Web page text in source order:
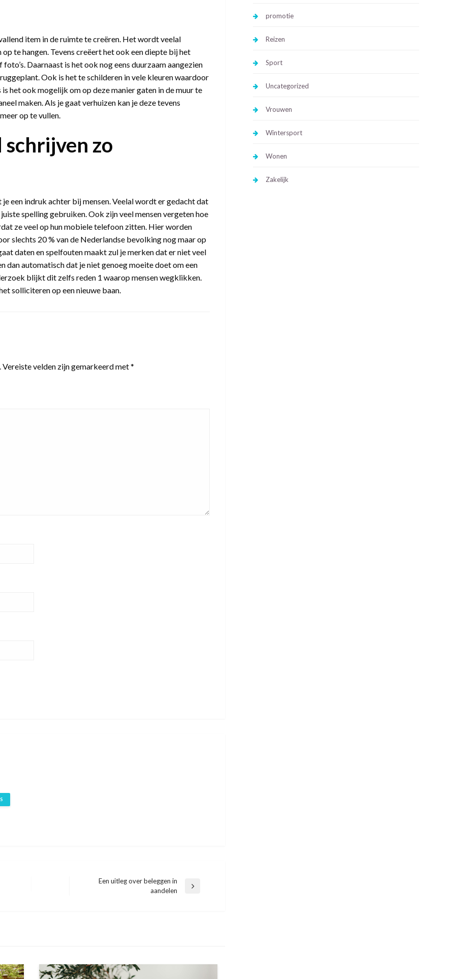
item in de ruimte te creëren. Het wordt veelal
te hangen. Tevens creëert het ook een diepte bij het
Daarnaast is het ook nog eens duurzaam aangezien
Ook is het te schilderen in vele kleuren waardoor
het ook mogelijk om op deze manier gaten in de muur te
maken. Als je gaat verhuizen kan je deze tevens
op te vullen.
schrijven zo
een indruk achter bij mensen. Veelal wordt er gedacht dat
spelling gebruiken. Ook zijn veel mensen vergeten hoe
ze veel op hun mobiele telefoon zitten. Hier worden
slechts 20 % van de Nederlandse bevolking nog maar op
daten en spelfouten maakt zul je merken dat er niet veel
dan automatisch dat je niet genoeg moeite doet om een
blijkt dit zelfs reden 1 waarop mensen wegklikken.
solliciterenop een nieuwe baan.
Vereiste velden zijn gemarkeerd met*
Een uitleg over beleggen in
aandelen
promotie
Reizen
Sport
Uncategorized
Vrouwen
Wintersport
Wonen
Zakelijk